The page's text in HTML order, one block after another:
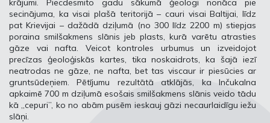
krājumi. Piecdesmito gadu sākumā ģeologi nonāca pie
secinājuma, ka visai plašā teritorijā – cauri visai Baltijai, līdz
pat Krievijai – dažādā dziļumā (no 300 līdz 2200 m) stiepjas
poraina smilšakmens slānis jeb plasts, kurā varētu atrasties
gāze vai nafta. Veicot kontroles urbumus un izveidojot
precīzas ģeoloģiskās kartes, tika noskaidrots, ka šajā iezī
neatrodas ne gāze, ne nafta, bet tas viscaur ir piesūcies ar
gruntsūdeņiem. Pētījumu rezultātā atklājās, ka Inčukalna
apkaimē 700 m dziļumā esošais smilšakmens slānis veido tādu
kā „cepuri”, ko no abām pusēm ieskauj gāzi necaurlaidīgu iežu
slāņi.